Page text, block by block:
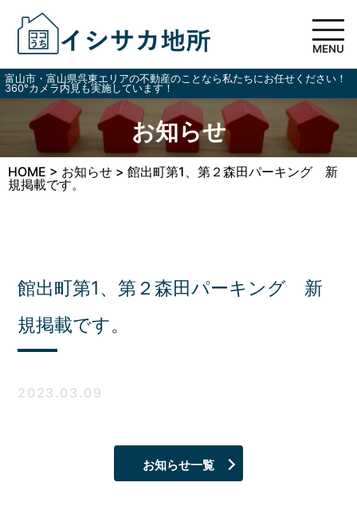
MENU
富山市・富山県呉東エリアの不動産のことなら私たちにお任せください！
360°カメラ内見も実施しています！
お知らせ
HOME > お知らせ > 館出町第1、第２森田パーキング 新
規掲載です。
館出町第1、第２森田パーキング 新
規掲載です。
2023.03.09
お知らせ一覧